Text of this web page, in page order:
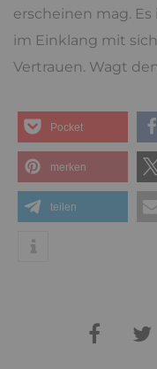
erscheinen mag.
im Einklang mit
Vertrauen. Wagt
Pocket
merken
teilen